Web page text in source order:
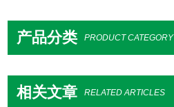
产品分类 PRODUCT CATEGORY
相关文章 RELATED ARTICLES